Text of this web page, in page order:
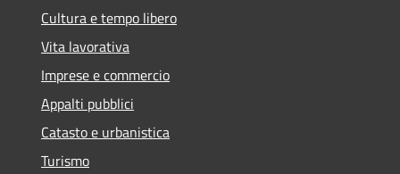
Cultura e tempo libero
Vita lavorativa
Imprese e commercio
Appalti pubblici
Catasto e urbanistica
Turismo